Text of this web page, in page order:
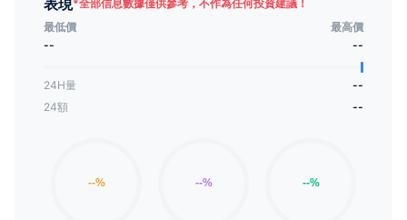
表現*全部信息數據僅供參考，不作為任何投資建議！
最低價
最高價
--
--
24H量
--
24額
--